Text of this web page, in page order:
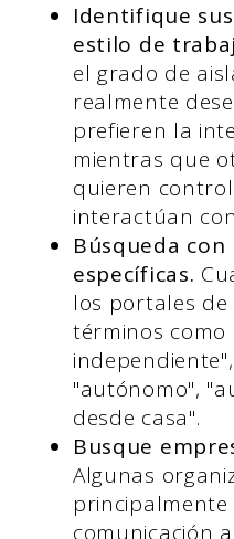
Identifique
estilo de
el grado de
realmente
prefieren la
mientras que
quieren
interactúan
Búsqueda con
específicas.
los portales de
términos
"autónomo",
desde casa".
Busque
Algunas
comunicación